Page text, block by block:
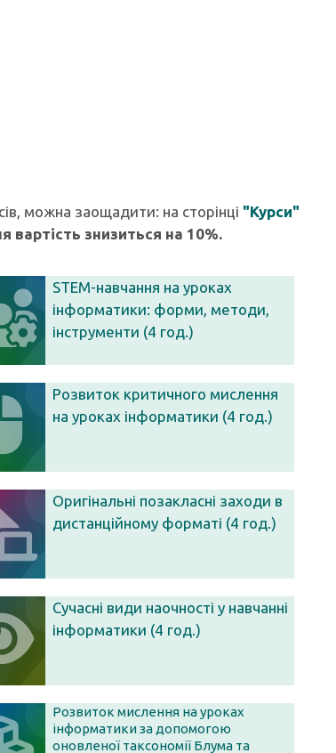
можна заощадити: на сторінці "Курси"
вартість знизиться на 10%.
STEM-навчання на уроках
інформатики: форми, методи,
інструменти (4 год.)
Розвиток критичного мислення
на уроках інформатики (4 год.)
Оригінальні позакласні заходи в
дистанційному форматі (4 год.)
Сучасні види наочності у навчанні
інформатики (4 год.)
Розвиток мислення на уроках
інформатики за допомогою
оновленої таксономії Блума та